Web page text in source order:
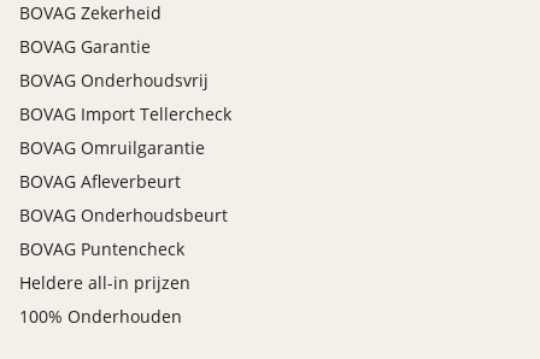
BOVAG Zekerheid
BOVAG Garantie
BOVAG Onderhoudsvrij
BOVAG Import Tellercheck
BOVAG Omruilgarantie
BOVAG Afleverbeurt
BOVAG Onderhoudsbeurt
BOVAG Puntencheck
Heldere all-in prijzen
100% Onderhouden